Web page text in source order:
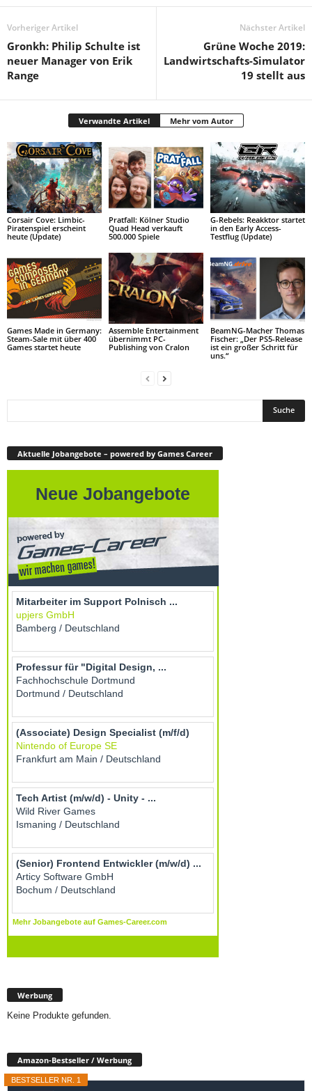
Vorheriger Artikel
Gronkh: Philip Schulte ist
neuer Manager von Erik
Range
Nächster Artikel
Grüne Woche 2019:
Landwirtschafts-Simulator
19 stellt aus
Verwandte Artikel Mehr vom Autor
Corsair Cove: Limbic-
Piratenspiel erscheint
heute (Update)
Pratfall: Kölner Studio
Quad Head verkauft
500.000 Spiele
G-Rebels: Reakktor startet
in den Early Access-
Testflug (Update)
Games Made in Germany:
Steam-Sale mit über 400
Games startet heute
Assemble Entertainment
übernimmt PC-
Publishing von Cralon
BeamNG-Macher Thomas
Fischer: „Der PS5-Release
ist ein großer Schritt für
uns.“
Aktuelle Jobangebote – powered by Games Career
Werbung
Keine Produkte gefunden.
Amazon-Bestseller / Werbung
BESTSELLER NR. 1